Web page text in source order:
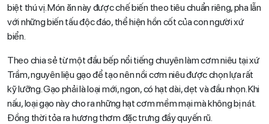
biệt thú vị. Món ăn này được chế biến theo tiêu chuẩn riêng, pha lẫn
với những biến tấu độc đáo, thể hiện hồn cốt của con người xứ
biển.
Theo chia sẻ từ một đầu bếp nổi tiếng chuyên làm cơm niêu tại xứ
Trầm, nguyên liệu gạo để tạo nên nồi cơm niêu được chọn lựa rất
kỹ lưỡng. Gạo phải là loại mới, ngon, có hạt dài, dẹt và đầu nhọn. Khi
nấu, loại gạo này cho ra những hạt cơm mềm mại mà không bị nát.
Đồng thời tỏa ra hương thơm đặc trưng đầy quyến rũ.